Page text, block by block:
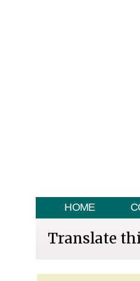
HOME
Translate